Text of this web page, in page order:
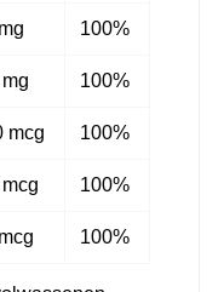
100%
100%
mcg 100%
100%
100%